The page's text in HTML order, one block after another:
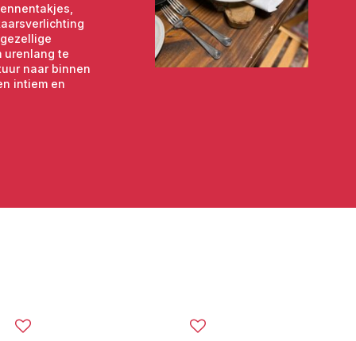
urenlang te
naar binnen
intiem en